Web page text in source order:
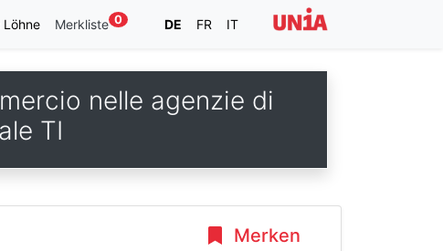
Löhne Merkliste 0 DE FR IT
nelle agenzie di
TI
Merken